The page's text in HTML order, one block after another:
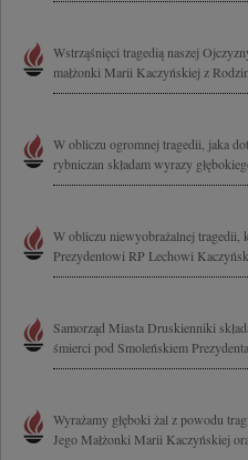
Wstrząśnięci tragedią naszej
małżonki Marii Kaczyńskiej z
W obliczu ogromnej tragedii, jaka
rybniczan składam wyrazy
W obliczu niewyobrażalnej tragedii,
Prezydentowi RP Lechowi
Samorząd Miasta Druskienniki
śmierci pod Smoleńskiem
Wyrażamy głęboki żal z powodu
Jego Małżonki Marii Kaczyńskiej